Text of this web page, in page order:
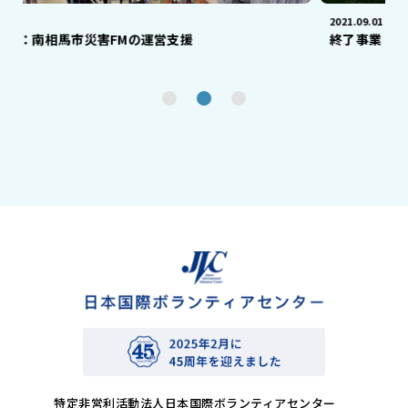
市災害FMの運営支援 終了事業：気仙沼市鹿
特定非営利活動法人日本国際ボランティアセンター